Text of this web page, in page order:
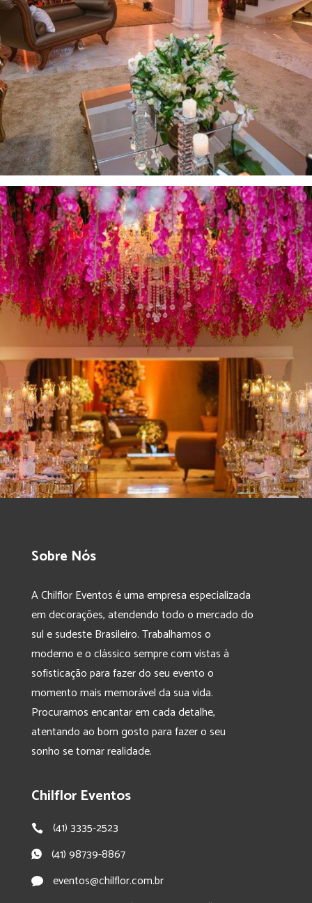
Sobre Nós
A Chilflor Eventos é uma empresa especializada
em decorações, atendendo todo o mercado do
sul e sudeste Brasileiro. Trabalhamos o
moderno e o clássico sempre com vistas à
sofisticação para fazer do seu evento o
momento mais memorável da sua vida.
Procuramos encantar em cada detalhe,
atentando ao bom gosto para fazer o seu
sonho se tornar realidade.
Chilflor Eventos
(41) 3335-2523
(41) 98739-8867
eventos@chilflor.com.br